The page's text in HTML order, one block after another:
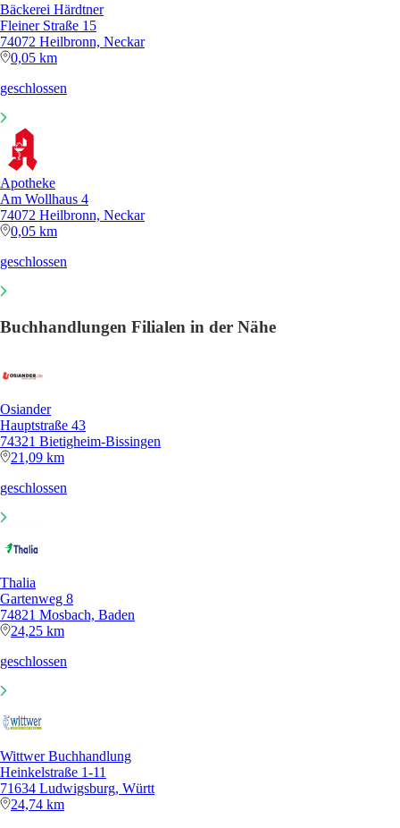
Bäckerei Härdtner
Fleiner Straße 15
74072 Heilbronn, Neckar
0,05 km
geschlossen
Apotheke
Am Wollhaus 4
74072 Heilbronn, Neckar
0,05 km
geschlossen
Buchhandlungen Filialen in der Nähe
Osiander
Hauptstraße 43
74321 Bietigheim-Bissingen
21,09 km
geschlossen
Thalia
Gartenweg 8
74821 Mosbach, Baden
24,25 km
geschlossen
Wittwer Buchhandlung
Heinkelstraße 1-11
71634 Ludwigsburg, Württ
24,74 km